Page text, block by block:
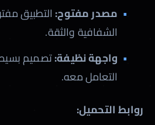
مصدر مفتوح: التطبيق
الشفافية والثقة.
واجهة نظيفة:تصميم
التعامل معه.
روابط التحميل: